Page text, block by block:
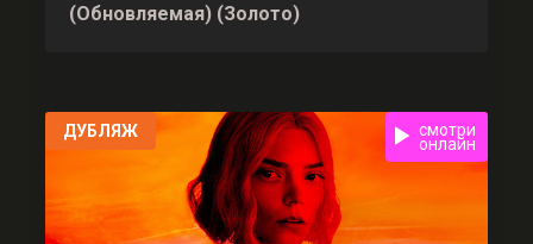
(Обновляемая) (Золото)
ДУБЛЯЖ смотри
онлайн